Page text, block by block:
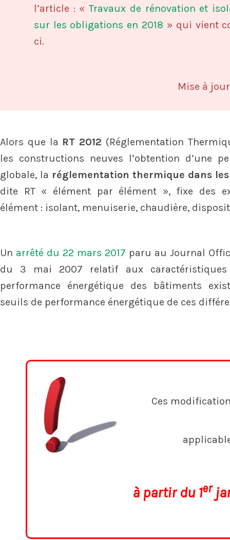
l’article : «Travaux de rénovation et
sur les obligations en 2018 » qui vient
ci.
Mise à
Alors que la RT 2012 (Réglementation
les constructions neuves l’obtention d’une
globale, la réglementation thermique dans
dite RT « élément par élément », fixe des
élément : isolant, menuiserie, chaudière,
Un arrêté du 22 mars 2017 paru au Journal
du 3 mai 2007 relatif aux
performance énergétique des bâtiments
seuils de performance énergétique de ces
Ces
à partir du 1er